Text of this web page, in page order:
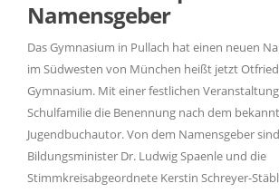
Namensgeber
Das Gymnasium in Pullach hat einen neuen
im Südwesten von München heißt jetzt
Gymnasium. Mit einer festlichen
Schulfamilie die Benennung nach dem
Jugendbuchautor. Von dem Namensgeber
Bildungsminister Dr. Ludwig Spaenle und die
Stimmkreisabgeordnete Kerstin Schreyer-